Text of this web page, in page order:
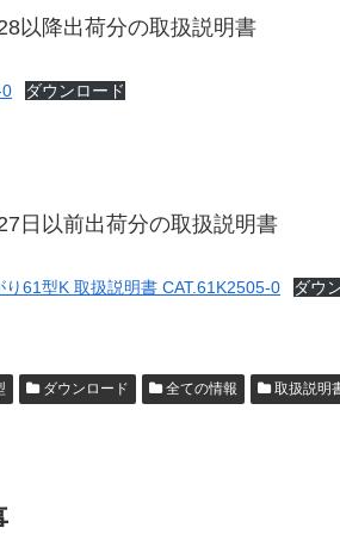
以降出荷分の取扱説明書
ダウンロード
日以前出荷分の取扱説明書
61型K 取扱説明書 CAT.61K2505-0 ダウ
ダウンロード 全ての情報 取扱説明